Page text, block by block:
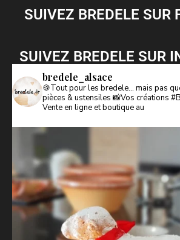
SUIVEZ BREDELE SUR
SUIVEZ BREDELE SUR
bredele_alsace
🍪Tout pour les bredele… mais pas
pièces & ustensiles 📸Vos créations
Vente en ligne et boutique au